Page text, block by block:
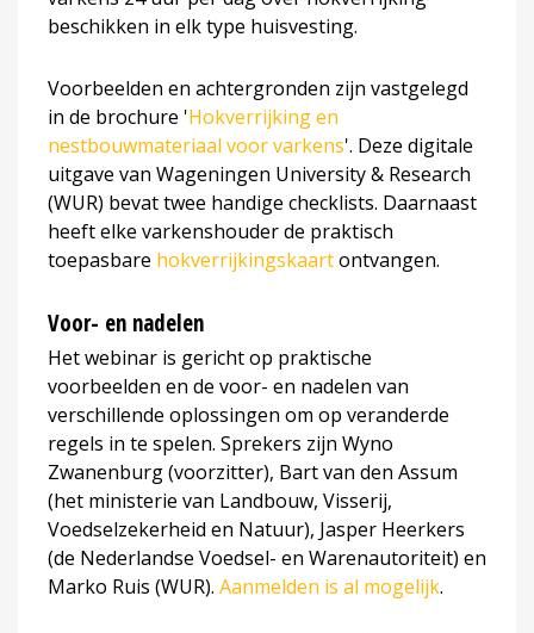
beschikken in elk type huisvesting.
Voorbeelden en achtergronden zijn vastgelegd
in de brochure 'Hokverrijking en
nestbouwmateriaal voor varkens'. Deze digitale
uitgave van Wageningen University & Research
(WUR) bevat twee handige checklists. Daarnaast
heeft elke varkenshouder de praktisch
toepasbare hokverrijkingskaartontvangen.
Voor- en nadelen
Het webinar is gericht op praktische
voorbeelden en de voor- en nadelen van
verschillende oplossingen om op veranderde
regels in te spelen. Sprekers zijn Wyno
Zwanenburg (voorzitter), Bart van den Assum
(het ministerie van Landbouw, Visserij,
Voedselzekerheid en Natuur), Jasper Heerkers
(de Nederlandse Voedsel- en Warenautoriteit) en
Marko Ruis (WUR). Aanmelden is al mogelijk.